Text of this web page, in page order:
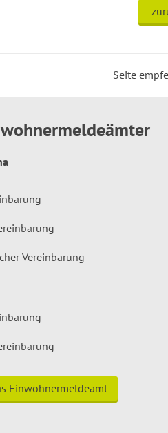
Seite
Vereinbarung
Einwohnermeldeamt